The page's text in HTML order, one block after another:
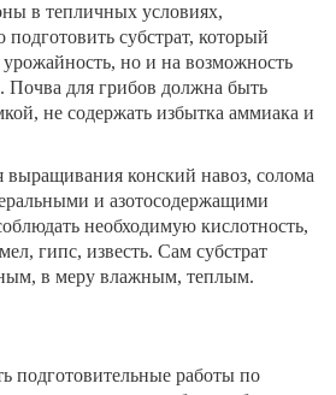
в тепличных условиях,
субстрат, который
урожайность, но и на возможность
для грибов должна быть
не содержать избытка аммиака и
выращивания конский навоз, солома
и азотосодержащими
необходимую кислотность,
гипс, известь. Сам субстрат
в меру влажным, теплым.
подготовительные работы по